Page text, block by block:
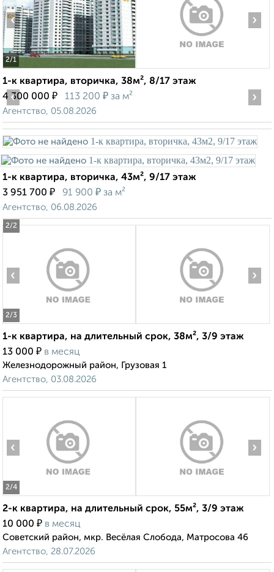
2/1
‹ ›
1-к квартира, вторичка, 38м², 8/17 этаж
4 300 000 ₽ 113 200 ₽ за м²
Агентство, 05.08.2026
2/2
‹ ›
1-к квартира, вторичка, 43м², 9/17 этаж
3 951 700 ₽ 91 900 ₽ за м²
Агентство, 06.08.2026
2/3
‹ ›
1-к квартира, на длительный срок, 38м², 3/9 этаж
13 000 ₽ в месяц
Железнодорожный район, Грузовая 1
Агентство, 03.08.2026
2/4
‹ ›
2-к квартира, на длительный срок, 55м², 3/9 этаж
10 000 ₽ в месяц
Советский район, мкр. Весёлая Слобода, Матросова 46
Агентство, 28.07.2026